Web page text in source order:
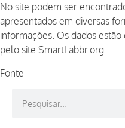
No site podem ser
apresentados em diversas
informações. Os dados
pelo site SmartLabbr.org.
Fonte